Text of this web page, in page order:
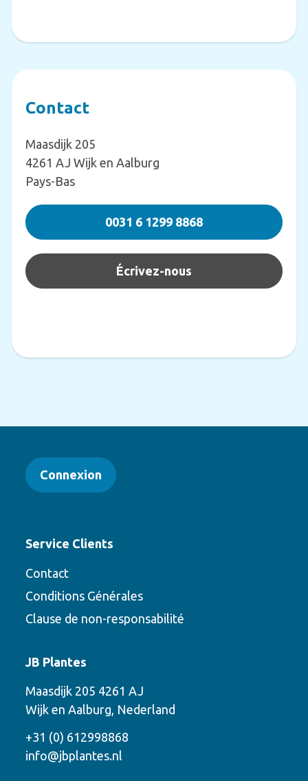
Contact
Maasdijk 205
4261 AJ Wijk en Aalburg
Pays-Bas
0031 6 1299 8868
Écrivez-nous
options suivantes
Connexion
Service Clients
Contact
Conditions Générales
Clause de non-responsabilité
JB Plantes
Maasdijk 205 4261 AJ
Wijk en Aalburg, Nederland
+31 (0) 612998868
info@jbplantes.nl